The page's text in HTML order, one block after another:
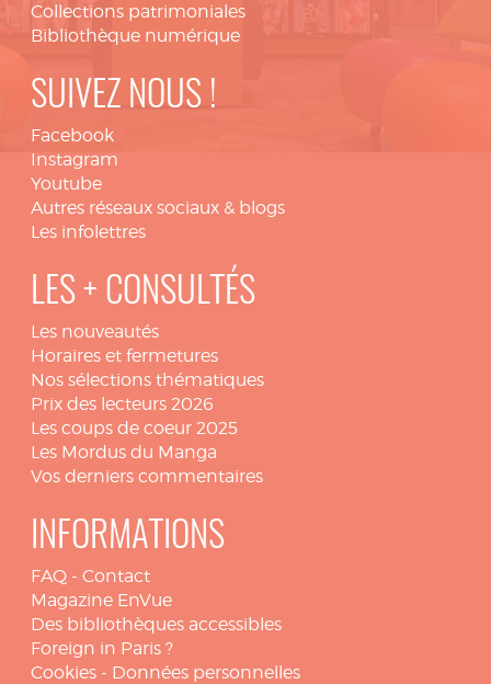
Collections patrimoniales
Bibliothèque numérique
SUIVEZ NOUS !
Facebook
Instagram
Youtube
Autres réseaux sociaux & blogs
Les infolettres
LES + CONSULTÉS
Les nouveautés
Horaires et fermetures
Nos sélections thématiques
Prix des lecteurs 2026
Les coups de coeur 2025
Les Mordus du Manga
Vos derniers commentaires
INFORMATIONS
FAQ - Contact
Magazine EnVue
Des bibliothèques accessibles
Foreign in Paris ?
Cookies - Données personnelles